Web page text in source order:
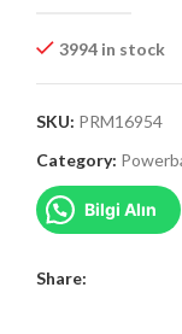
3994 in stock
SKU: PRM16954
Category:
Bilgi Alın
Share: